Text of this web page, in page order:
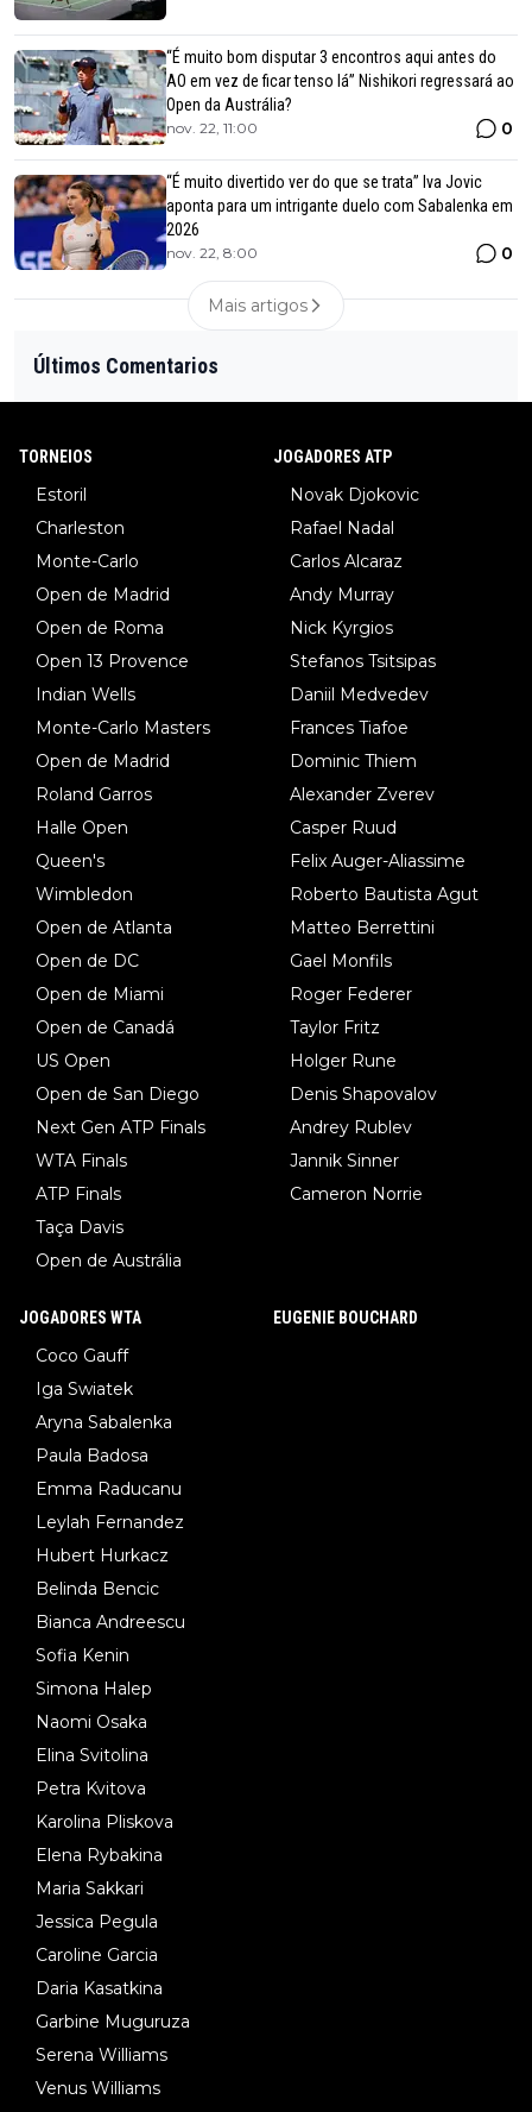
“É muito bom disputar 3 encontros aqui antes do
AO em vez de ficar tenso lá” Nishikori regressará ao
Open da Austrália?
nov. 22, 11:00 0
“É muito divertido ver do que se trata” Iva Jovic
aponta para um intrigante duelo com Sabalenka em
2026
nov. 22, 8:00 0
Mais artigos
Últimos Comentarios
TORNEIOS
Estoril
Charleston
Monte-Carlo
Open de Madrid
Open de Roma
Open 13 Provence
Indian Wells
Monte-Carlo Masters
Open de Madrid
Roland Garros
Halle Open
Queen's
Wimbledon
Open de Atlanta
Open de DC
Open de Miami
Open de Canadá
US Open
Open de San Diego
Next Gen ATP Finals
WTA Finals
ATP Finals
Taça Davis
Open de Austrália
JOGADORES ATP
Novak Djokovic
Rafael Nadal
Carlos Alcaraz
Andy Murray
Nick Kyrgios
Stefanos Tsitsipas
Daniil Medvedev
Frances Tiafoe
Dominic Thiem
Alexander Zverev
Casper Ruud
Felix Auger-Aliassime
Roberto Bautista Agut
Matteo Berrettini
Gael Monfils
Roger Federer
Taylor Fritz
Holger Rune
Denis Shapovalov
Andrey Rublev
Jannik Sinner
Cameron Norrie
JOGADORES WTA
Coco Gauff
Iga Swiatek
Aryna Sabalenka
Paula Badosa
Emma Raducanu
Leylah Fernandez
Hubert Hurkacz
Belinda Bencic
Bianca Andreescu
Sofia Kenin
Simona Halep
Naomi Osaka
Elina Svitolina
Petra Kvitova
Karolina Pliskova
Elena Rybakina
Maria Sakkari
Jessica Pegula
Caroline Garcia
Daria Kasatkina
Garbine Muguruza
Serena Williams
Venus Williams
EUGENIE BOUCHARD